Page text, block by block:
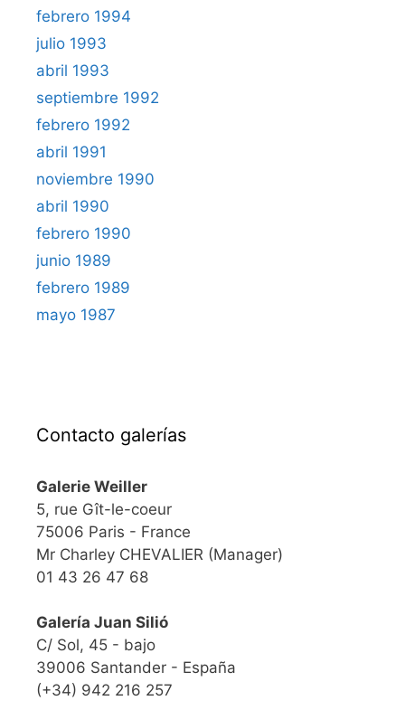
febrero 1994
julio 1993
abril 1993
septiembre 1992
febrero 1992
abril 1991
noviembre 1990
abril 1990
febrero 1990
junio 1989
febrero 1989
mayo 1987
Contacto galerías
Galerie Weiller
5, rue Gît-le-coeur
75006 Paris - France
Mr Charley CHEVALIER (Manager)
01 43 26 47 68
Galería Juan Silió
C/ Sol, 45 - bajo
39006 Santander - España
(+34) 942 216 257